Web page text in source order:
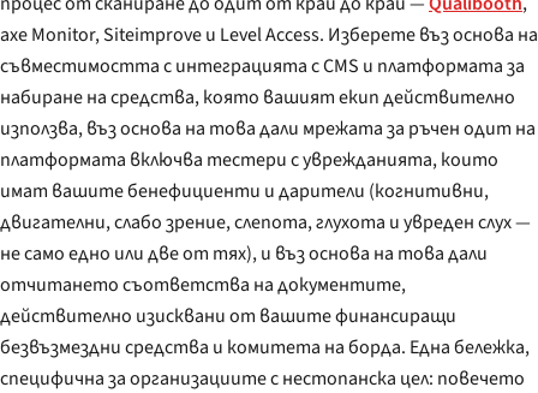
axe Monitor, Siteimprove и Level Access. Изберете въз основа на
съвместимостта с интеграцията с CMS и платформата за
набиране на средства, която вашият екип действително
използва, въз основа на това дали мрежата за ръчен одит на
платформата включва тестери с уврежданията, които
имат вашите бенефициенти и дарители (когнитивни,
двигателни, слабо зрение, слепота, глухота и увреден слух —
не само едно или две от тях), и въз основа на това дали
отчитането съответства на документите,
действително изисквани от вашите финансиращи
безвъзмездни средства и комитета на борда. Една бележка,
специфична за организациите с нестопанска цел: повечето